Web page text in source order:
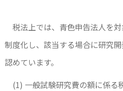
税法上では、青色申告法人を
制度化し、該当する場合に研究
認めています。
(1) 一般試験研究費の額に係る